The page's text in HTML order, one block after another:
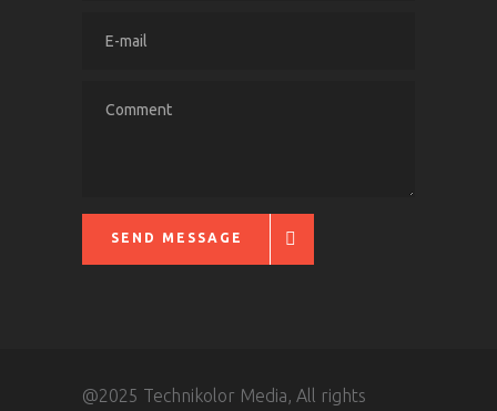
SEND MESSAGE
@2025 Technikolor Media, All rights